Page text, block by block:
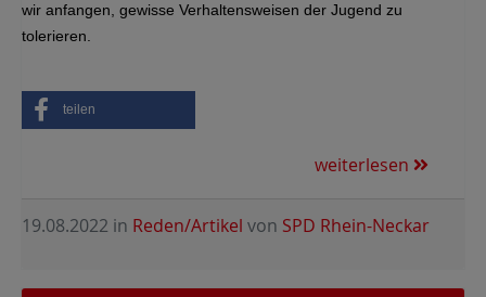
wir anfangen, gewisse Verhaltensweisen der Jugend zu
tolerieren.
teilen
weiterlesen
19.08.2022 in Reden/Artikel von SPD Rhein-Neckar